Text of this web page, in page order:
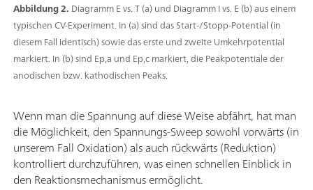
Abbildung 2. Diagramm E vs. T (a) und Diagramm I vs. E (b) aus einem
typischen CV-Experiment. In (a) sind das Start-/Stopp-Potential (in
diesem Fall identisch) sowie das erste und zweite Umkehrpotential
markiert. In (b) sind Ep,a und Ep,c markiert, die Peakpotentiale der
anodischen bzw. kathodischen Peaks.
Wenn man die Spannung auf diese Weise abfährt, hat man
die Möglichkeit, den Spannungs-Sweep sowohl vorwärts (in
unserem Fall Oxidation) als auch rückwärts (Reduktion)
kontrolliert durchzuführen, was einen schnellen Einblick in
den Reaktionsmechanismus ermöglicht.